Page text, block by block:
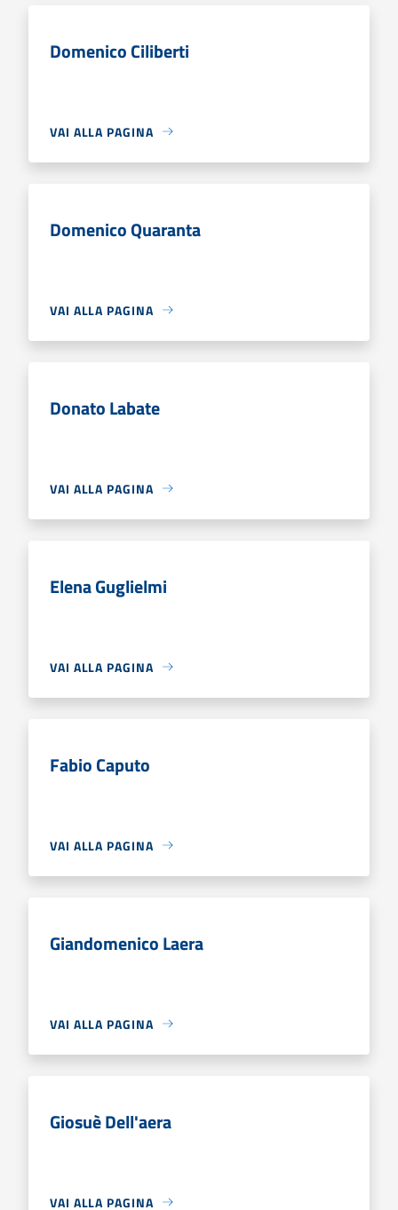
Domenico Ciliberti
VAI ALLA PAGINA
Domenico Quaranta
VAI ALLA PAGINA
Donato Labate
VAI ALLA PAGINA
Elena Guglielmi
VAI ALLA PAGINA
Fabio Caputo
VAI ALLA PAGINA
Giandomenico Laera
VAI ALLA PAGINA
Giosuè Dell'aera
VAI ALLA PAGINA